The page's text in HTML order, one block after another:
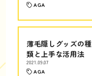
AGA
薄毛隠しグッズの種
類と上手な活用法
2021.09.07
AGA